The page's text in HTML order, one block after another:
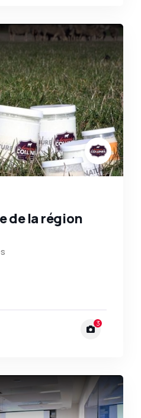
de la région
3